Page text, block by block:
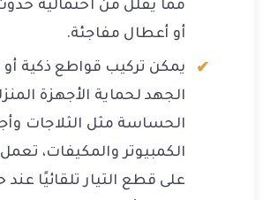
مما يقلل من احتمالية
أو أعطال مفاجئة.
يمكن تركيب قواطع ذكية
الجهد لحماية الأجهزة
الحساسة مثل الثلاجات
الكمبيوتر والمكيفات،
على قطع التيار تلقائيًا